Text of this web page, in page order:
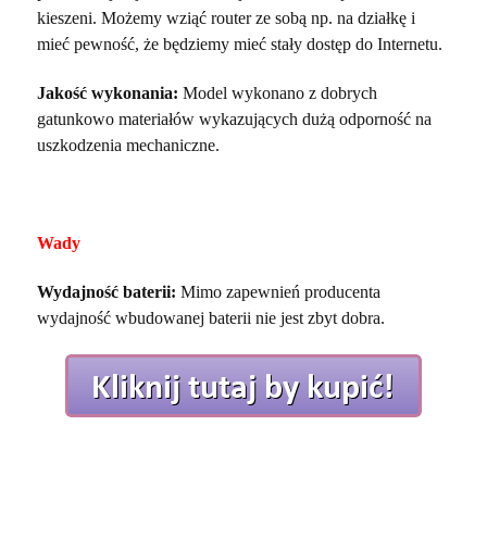
kieszeni. Możemy wziąć router ze sobą np. na działkę i
mieć pewność, że będziemy mieć stały dostęp do Internetu.
Jakość wykonania: Model wykonano z dobrych
gatunkowo materiałów wykazujących dużą odporność na
uszkodzenia mechaniczne.
Wady
Wydajność baterii: Mimo zapewnień producenta
wydajność wbudowanej baterii nie jest zbyt dobra.